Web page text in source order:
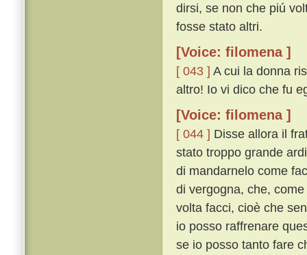
dirsi, se non che piú
fosse stato altri.
[Voice: filomena ]
[ 043 ] A cui la donna
altro! Io vi dico che fu
[Voice: filomena ]
[ 044 ] Disse allora il
stato troppo grande
di mandarnelo come
di vergogna, che,
volta facci, cioè che
io posso raffrenare
se io posso tanto fare